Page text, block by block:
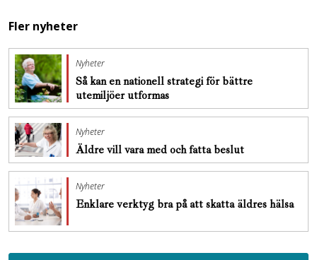
Fler nyheter
Nyheter
Så kan en nationell strategi för bättre
utemiljöer utformas
Nyheter
Äldre vill vara med och fatta beslut
Nyheter
Enklare verktyg bra på att skatta äldres hälsa